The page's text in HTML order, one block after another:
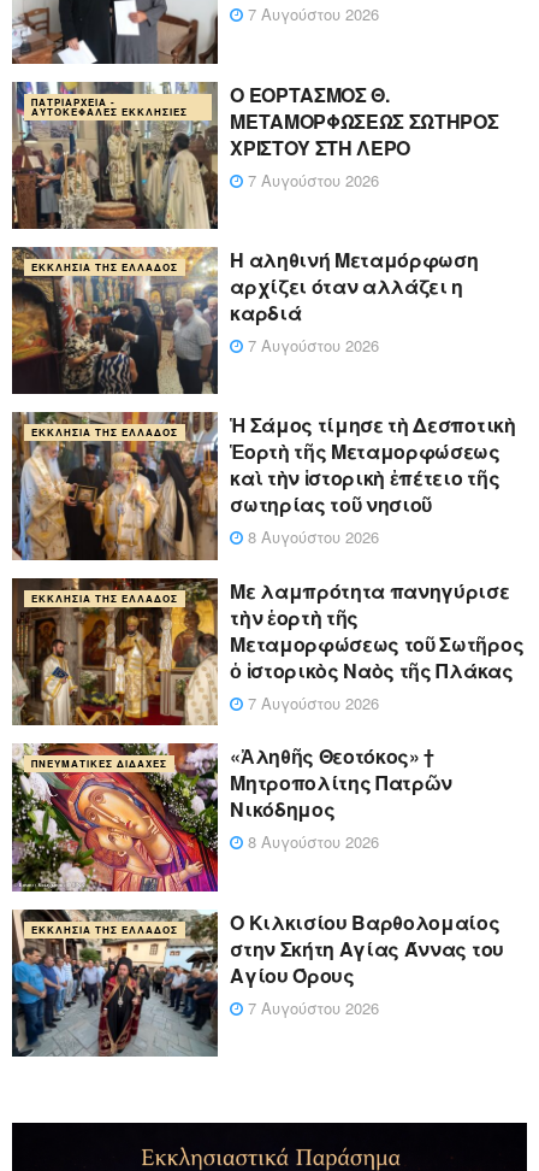
7 Αυγούστου 2026
ΠΑΤΡΙΑΡΧΕΊΑ -
ΑΥΤΟΚΈΦΑΛΕΣ ΕΚΚΛΗΣΊΕΣ
Ο ΕΟΡΤΑΣΜΟΣ Θ.
ΜΕΤΑΜΟΡΦΩΣΕΩΣ ΣΩΤΗΡΟΣ
ΧΡΙΣΤΟΥ ΣΤΗ ΛΕΡΟ
7 Αυγούστου 2026
ΕΚΚΛΗΣΊΑ ΤΗΣ ΕΛΛΆΔΟΣ
Η αληθινή Μεταμόρφωση
αρχίζει όταν αλλάζει η
καρδιά
7 Αυγούστου 2026
ΕΚΚΛΗΣΊΑ ΤΗΣ ΕΛΛΆΔΟΣ
Ἡ Σάμος τίμησε τὴ Δεσποτικὴ
Ἑορτὴ τῆς Μεταμορφώσεως
καὶ τὴν ἱστορικὴ ἐπέτειο τῆς
σωτηρίας τοῦ νησιοῦ
8 Αυγούστου 2026
ΕΚΚΛΗΣΊΑ ΤΗΣ ΕΛΛΆΔΟΣ
Με λαμπρότητα πανηγύρισε
τὴν ἑορτὴ τῆς
Μεταμορφώσεως τοῦ Σωτῆρος
ὁ ἱστορικὸς Ναὸς τῆς Πλάκας
7 Αυγούστου 2026
ΠΝΕΥΜΑΤΙΚΈΣ ΔΙΔΑΧΈΣ
«Ἀληθῆς Θεοτόκος» †
Μητροπολίτης Πατρῶν
Νικόδημος
8 Αυγούστου 2026
ΕΚΚΛΗΣΊΑ ΤΗΣ ΕΛΛΆΔΟΣ
Ο Κιλκισίου Βαρθολομαίος
στην Σκήτη Αγίας Άννας του
Αγίου Όρους
7 Αυγούστου 2026